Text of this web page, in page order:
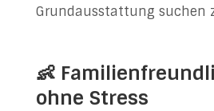
Grundausstattung suchen
👶
ohne Stress